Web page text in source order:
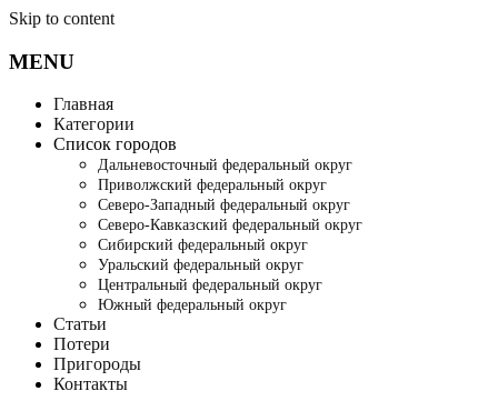
Skip to content
MENU
Главная
Категории
Список городов
Дальневосточный федеральный округ
Приволжский федеральный округ
Северо-Западный федеральный округ
Северо-Кавказский федеральный округ
Сибирский федеральный округ
Уральский федеральный округ
Центральный федеральный округ
Южный федеральный округ
Статьи
Потери
Пригороды
Контакты